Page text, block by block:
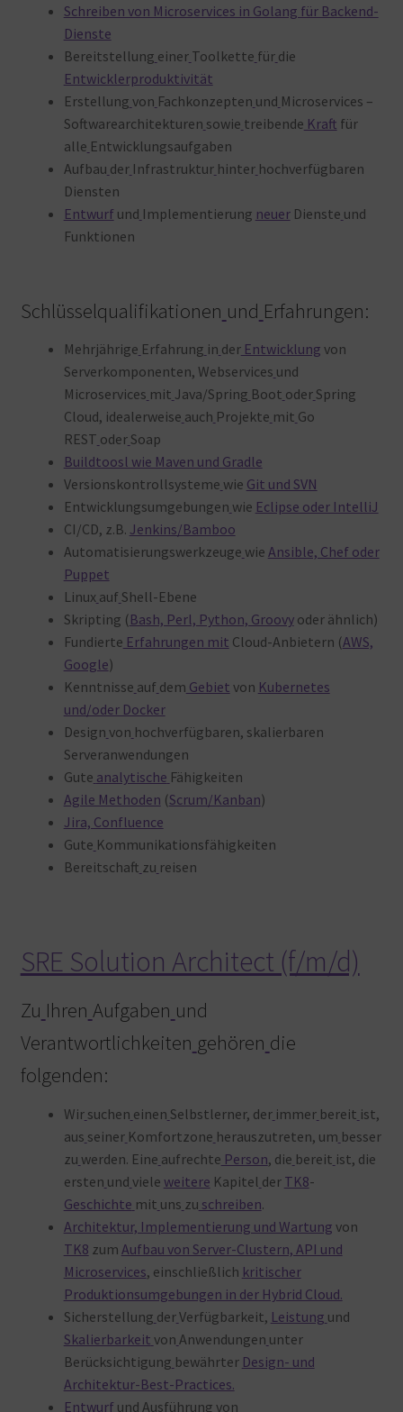
Schreiben von Microservices in Golang für Backend-
Dienste
Bereitstellung einer Toolkette für die
Entwicklerproduktivität
Erstellung von Fachkonzepten und Microservices –
Softwarearchitekturen sowie treibende Kraft für
alle Entwicklungsaufgaben
Aufbau der Infrastruktur hinter hochverfügbaren
Diensten
Entwurf und Implementierung neuerDienste und
Funktionen
Schlüsselqualifikationen und Erfahrungen:
Mehrjährige Erfahrung in derEntwicklung von
Serverkomponenten, Webservices und
Microservices mit Java/Spring Boot oder Spring
Cloud, idealerweise auch Projekte mit Go
REST oder Soap
Buildtoosl wie Maven und Gradle
Versionskontrollsysteme wie Git und SVN
Entwicklungsumgebungen wie Eclipse oder IntelliJ
CI/CD, z.B. Jenkins/Bamboo
Automatisierungswerkzeuge wie Ansible, Chef oder
Puppet
Linux auf Shell-Ebene
Skripting ( Bash, Perl, Python, Groovyoder ähnlich)
Fundierte Erfahrungen mit Cloud-Anbietern (AWS,
Google)
Kenntnisse auf dem Gebiet von Kubernetes
und/oder Docker
Design von hochverfügbaren, skalierbaren
Serveranwendungen
Gute analytische Fähigkeiten
Agile Methoden (Scrum/Kanban)
Jira, Confluence
Gute Kommunikationsfähigkeiten
Bereitschaft zu reisen
SRE Solution Architect (f/m/d)
Zu Ihren Aufgaben und
Verantwortlichkeiten gehören die
folgenden:
Wir suchen einen Selbstlerner, der immer bereit ist,
aus seiner Komfortzone herauszutreten, um besser
zu werden. Eine aufrechte Person, die bereit ist, die
ersten und viele weitere Kapitel der TK8-
Geschichte mit uns zu schreiben.
Architektur, Implementierung und Wartung von
TK8 zum Aufbau von Server-Clustern, API und
Microservices, einschließlich kritischer
Produktionsumgebungen in der Hybrid Cloud.
Sicherstellung derVerfügbarkeit, Leistung und
Skalierbarkeit von Anwendungen unter
Berücksichtigung bewährter Design- und
Architektur-Best-Practices.
Entwurf und Ausführung von